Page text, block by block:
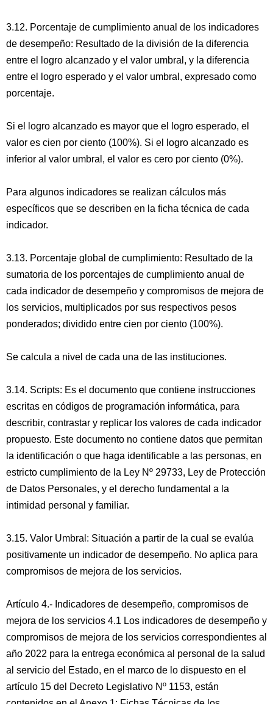
3.12. Porcentaje de cumplimiento anual de los indicadores
de desempeño: Resultado de la división de la diferencia
entre el logro alcanzado y el valor umbral, y la diferencia
entre el logro esperado y el valor umbral, expresado como
porcentaje.
Si el logro alcanzado es mayor que el logro esperado, el
valor es cien por ciento (100%). Si el logro alcanzado es
inferior al valor umbral, el valor es cero por ciento (0%).
Para algunos indicadores se realizan cálculos más
específicos que se describen en la ficha técnica de cada
indicador.
3.13. Porcentaje global de cumplimiento: Resultado de la
sumatoria de los porcentajes de cumplimiento anual de
cada indicador de desempeño y compromisos de mejora de
los servicios, multiplicados por sus respectivos pesos
ponderados; dividido entre cien por ciento (100%).
Se calcula a nivel de cada una de las instituciones.
3.14. Scripts: Es el documento que contiene instrucciones
escritas en códigos de programación informática, para
describir, contrastar y replicar los valores de cada indicador
propuesto. Este documento no contiene datos que permitan
la identificación o que haga identificable a las personas, en
estricto cumplimiento de la Ley Nº 29733, Ley de Protección
de Datos Personales, y el derecho fundamental a la
intimidad personal y familiar.
3.15. Valor Umbral: Situación a partir de la cual se evalúa
positivamente un indicador de desempeño. No aplica para
compromisos de mejora de los servicios.
Artículo 4.- Indicadores de desempeño, compromisos de
mejora de los servicios 4.1 Los indicadores de desempeño y
compromisos de mejora de los servicios correspondientes al
año 2022 para la entrega económica al personal de la salud
al servicio del Estado, en el marco de lo dispuesto en el
artículo 15 del Decreto Legislativo Nº 1153, están